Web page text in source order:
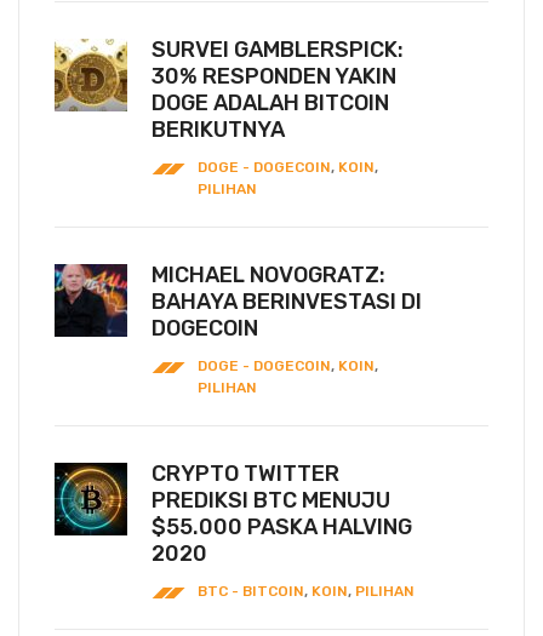
SURVEI GAMBLERSPICK:
30% RESPONDEN YAKIN
DOGE ADALAH BITCOIN
BERIKUTNYA
DOGE - DOGECOIN, KOIN,
PILIHAN
MICHAEL NOVOGRATZ:
BAHAYA BERINVESTASI DI
DOGECOIN
DOGE - DOGECOIN, KOIN,
PILIHAN
CRYPTO TWITTER
PREDIKSI BTC MENUJU
$55.000 PASKA HALVING
2020
BTC - BITCOIN, KOIN, PILIHAN